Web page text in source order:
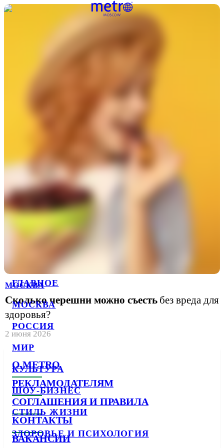
ГЛАВНОЕ
МОСКВА
РОССИЯ
МИР
КУЛЬТУРА
ШОУ-БИЗНЕС
СТИЛЬ ЖИЗНИ
ЗДОРОВЬЕ И ПСИХОЛОГИЯ
МОСКВА
Сколько черешни можно съесть без вреда для
здоровья?
2 июня 2026
О METRO
РЕКЛАМОДАТЕЛЯМ
СОГЛАШЕНИЯ И ПРАВИЛА
КОНТАКТЫ
ВАКАНСИИ